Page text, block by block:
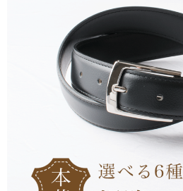
CAPTAIN STAG
UNITED COLORS OF BENETTON
Coloregalo
バッグ